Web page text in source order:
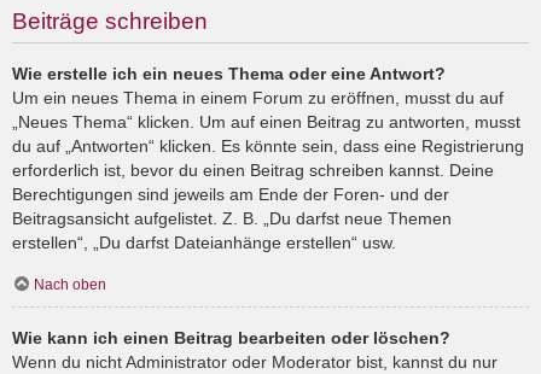
Beiträge schreiben
Wie erstelle ich ein neues Thema oder eine Antwort?
Um ein neues Thema in einem Forum zu eröffnen, musst du auf
„Neues Thema“ klicken. Um auf einen Beitrag zu antworten, musst
du auf „Antworten“ klicken. Es könnte sein, dass eine Registrierung
erforderlich ist, bevor du einen Beitrag schreiben kannst. Deine
Berechtigungen sind jeweils am Ende der Foren- und der
Beitragsansicht aufgelistet. Z. B. „Du darfst neue Themen
erstellen“, „Du darfst Dateianhänge erstellen“ usw.
Nach oben
Wie kann ich einen Beitrag bearbeiten oder löschen?
Wenn du nicht Administrator oder Moderator bist, kannst du nur